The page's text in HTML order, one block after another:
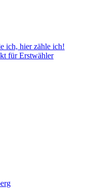
ich, hier zähle ich!
für Erstwähler